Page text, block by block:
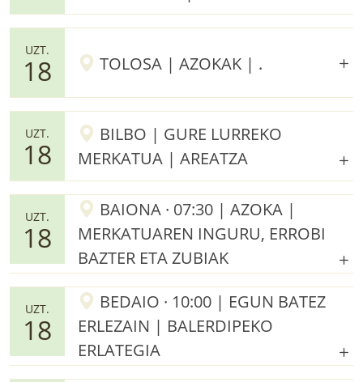
UZT.
18 TOLOSA | AZOKAK | .
UZT.
18
BILBO | GURE LURREKO
MERKATUA | AREATZA
UZT.
18
BAIONA · 07:30 | AZOKA |
MERKATUAREN INGURU, ERROBI
BAZTER ETA ZUBIAK
UZT.
18
BEDAIO · 10:00 | EGUN BATEZ
ERLEZAIN | BALERDIPEKO
ERLATEGIA